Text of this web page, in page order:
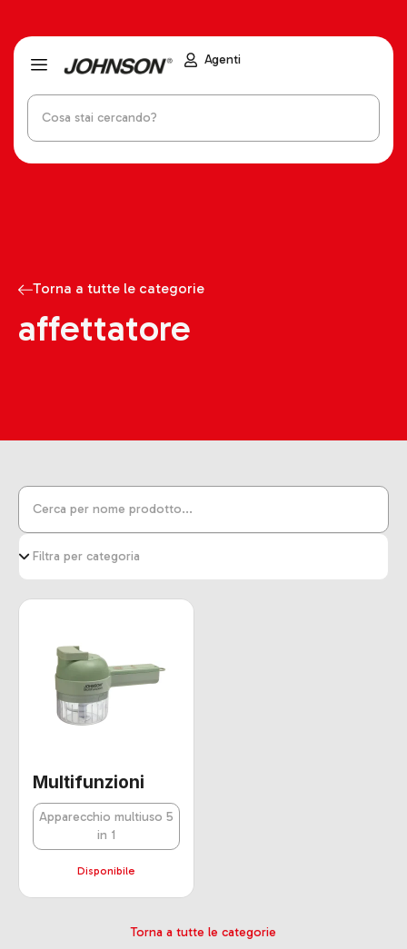
Agenti
Torna a tutte le categorie
affettatore
Multifunzioni
Apparecchio multiuso 5
in 1
Disponibile
Torna a tutte le categorie